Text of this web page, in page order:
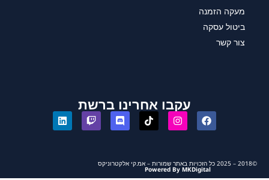
מעקה הזמנה
ביטול עסקה
צור קשר
עקבו אחרינו ברשת
©2018 – 2025 כל הזכויות באתר שמורות – אמ.קי אלקטרוניקס
Powered By MKDigital